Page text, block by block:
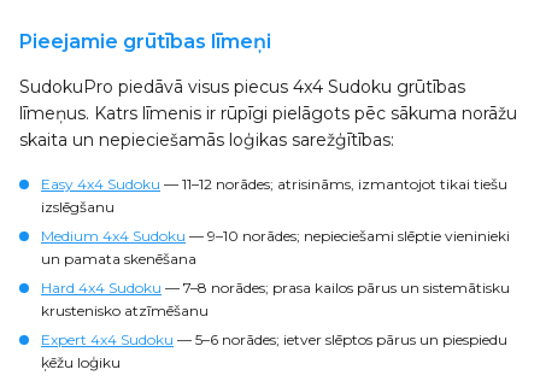
Pieejamie grūtības līmeņi
SudokuPro piedāvā visus piecus 4x4 Sudoku grūtības
līmeņus. Katrs līmenis ir rūpīgi pielāgots pēc sākuma norāžu
skaita un nepieciešamās loģikas sarežģītības:
Easy 4x4 Sudoku — 11–12 norādes; atrisināms, izmantojot tikai tiešu
izslēgšanu
Medium 4x4 Sudoku — 9–10 norādes; nepieciešami slēptie vieninieki
un pamata skenēšana
Hard 4x4 Sudoku — 7–8 norādes; prasa kailos pārus un sistemātisku
krustenisko atzīmēšanu
Expert 4x4 Sudoku — 5–6 norādes; ietver slēptos pārus un piespiedu
ķēžu loģiku